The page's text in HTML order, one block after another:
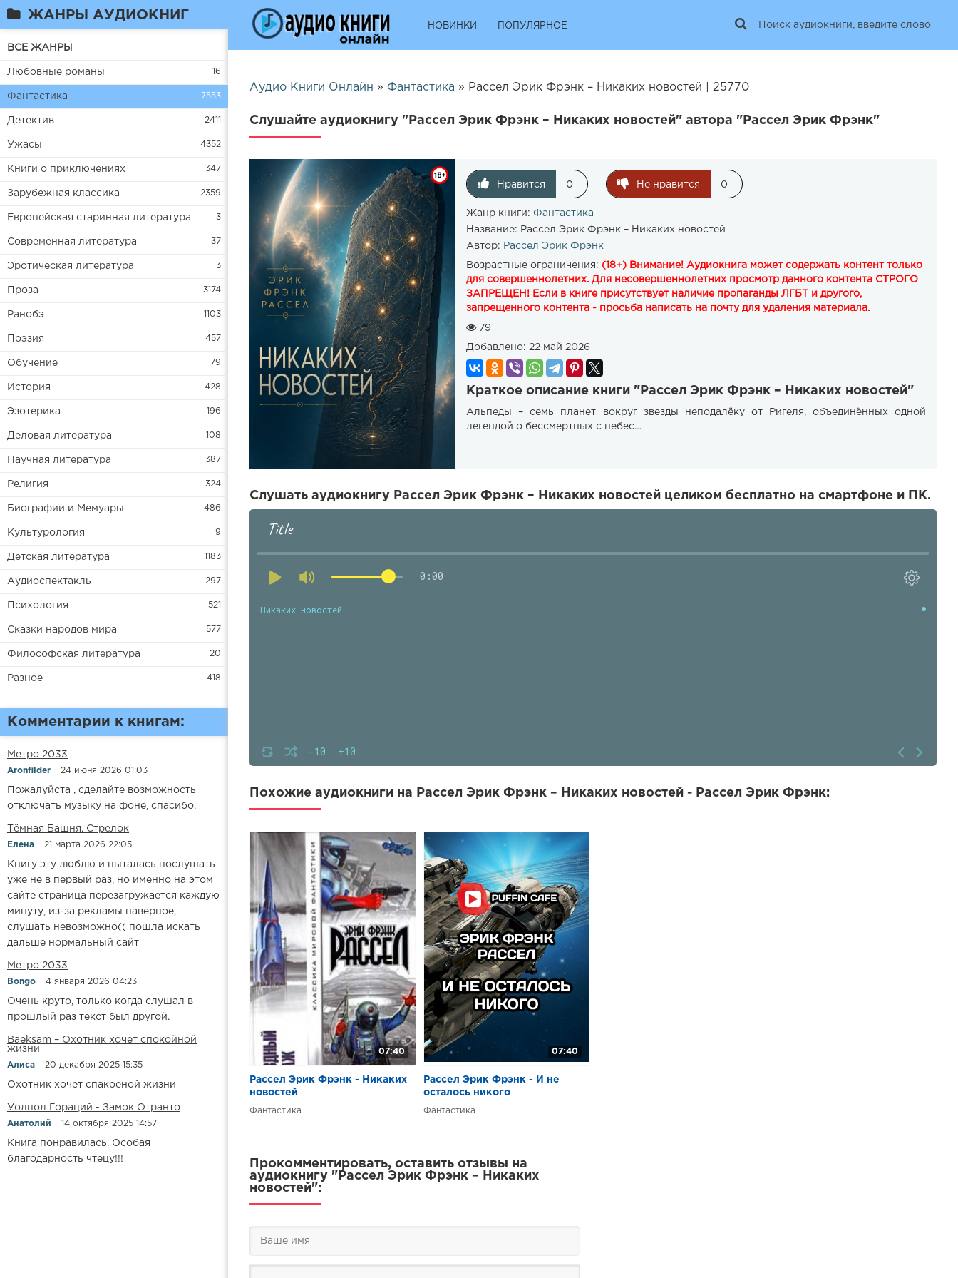
ЖАНРЫ АУДИОКНИГ
ВСЕ ЖАНРЫ
Любовные романы 16
Фантастика 7553
Детектив 2411
Ужасы 4352
Книги о приключениях 347
Зарубежная классика 2359
Европейская старинная литература 3
Современная литература 37
Эротическая литература 3
Проза 3174
Ранобэ 1103
Поэзия 457
Обучение 79
История 428
Эзотерика 196
Деловая литература 108
Научная литература 387
Религия 324
Биографии и Мемуары 486
Культурология 9
Детская литература 1183
Аудиоспектакль 297
Психология 521
Сказки народов мира 577
Философская литература 20
Разное 418
Комментарии к книгам:
Метро 2033
Aronfilder 24 июня 2026 01:03
Пожалуйста , сделайте возможность
отключать музыку на фоне, спасибо.
​​Тёмная Башня. Стрелок
Елена 21 марта 2026 22:05
Книгу эту люблю и пыталась послушать
уже не в первый раз, но именно на этом
сайте страница перезагружается каждую
минуту, из-за рекламы наверное,
слушать невозможно(( пошла искать
дальше нормальный сайт
Метро 2033
Bongo 4 января 2026 04:23
Очень круто, только когда слушал в
прошлый раз текст был другой.
Baeksam – Охотник хочет спокойной
жизни
Алиса 20 декабря 2025 15:35
Охотник хочет спакоеной жизни
Уолпол Гораций - Замок Отранто
Анатолий 14 октября 2025 14:57
Книга понравилась. Особая
благодарность чтецу!!!
НОВИНКИ ПОПУЛЯРНОЕ
Аудио Книги Онлайн » Фантастика » Рассел Эрик Фрэнк – Никаких новостей | 25770
Слушайте аудиокнигу "Рассел Эрик Фрэнк – Никаких новостей" автора "Рассел Эрик Фрэнк"
Нравится 0 Не нравится 0
Жанр книги:Фантастика
Название: Рассел Эрик Фрэнк – Никаких новостей
Автор: Рассел Эрик Фрэнк
Возрастные ограничения: (18+) Внимание! Аудиокнига может содержать контент только
для совершеннолетних. Для несовершеннолетних просмотр данного контента СТРОГО
ЗАПРЕЩЕН! Если в книге присутствует наличие пропаганды ЛГБТ и другого,
запрещенного контента - просьба написать на почту для удаления материала.
79
Добавлено: 22 май 2026
Краткое описание книги "Рассел Эрик Фрэнк – Никаких новостей"
Альпеды – семь планет вокруг звезды неподалёку от Ригеля, объединённых одной
легендой о бессмертных с небес…
Слушать аудиокнигу Рассел Эрик Фрэнк – Никаких новостей целиком бесплатно на смартфоне и ПК.
Title
0:00
-10 +10
Никаких новостей
Похожие аудиокниги на Рассел Эрик Фрэнк – Никаких новостей - Рассел Эрик Фрэнк:
07:40
Рассел Эрик Фрэнк - Никаких
новостей
Фантастика
07:40
Рассел Эрик Фрэнк - И не
осталось никого
Фантастика
Прокомментировать, оставить отзывы на
аудиокнигу "Рассел Эрик Фрэнк – Никаких
новостей":